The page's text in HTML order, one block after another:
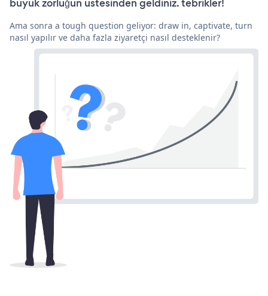
büyük zorluğun üstesinden geldiniz. tebrikler!
Ama sonra a tough question geliyor: draw in, captivate, turn
nasıl yapılır ve daha fazla ziyaretçi nasıl desteklenir?